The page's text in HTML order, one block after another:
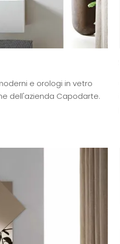
e orologi in vetro
dell'azienda Capodarte.